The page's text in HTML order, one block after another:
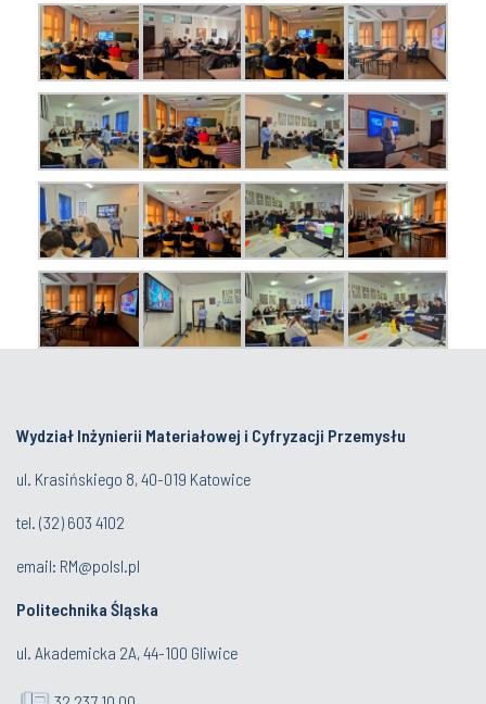
Wydział Inżynierii Materiałowej i Cyfryzacji Przemysłu
ul. Krasińskiego 8, 40-019 Katowice
tel. (32) 603 4102
email: RM@polsl.pl
Politechnika Śląska
ul. Akademicka 2A, 44-100 Gliwice